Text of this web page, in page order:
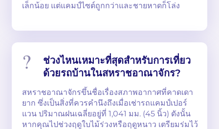
เล็กน้อย แต่แคมป์ไซต์ถูกกว่าและชายหาดก็โล่ง
ช่วงไหนเหมาะที่สุดสำหรับการเที่ยว
ด้วยรถบ้านในสหราชอาณาจักร?
สหราชอาณาจักรขึ้นชื่อเรื่องสภาพอากาศที่คาดเดา
ยาก ซึ่งเป็นสิ่งที่ควรคำนึงถึงเมื่อเช่ารถแคมป์เปอร์
แวน ปริมาณฝนเฉลี่ยอยู่ที่ 1,041 มม. (45 นิ้ว) ดังนั้น
หากคุณไปช่วงฤดูใบไม้ร่วงหรือฤดูหนาว เตรียมร่มไว้